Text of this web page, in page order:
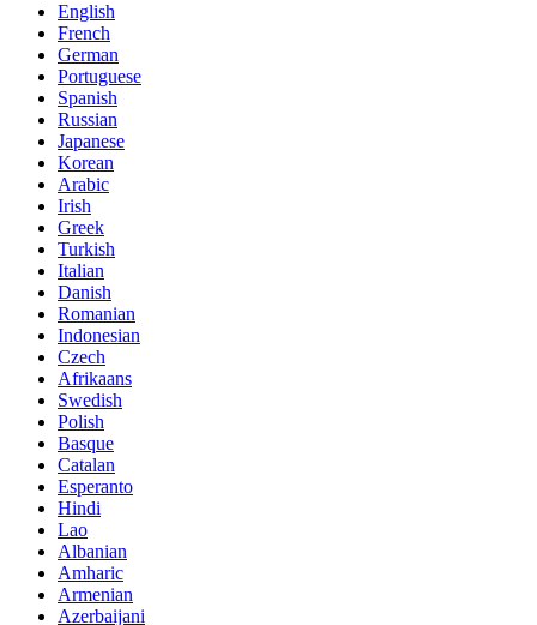
English
French
German
Portuguese
Spanish
Russian
Japanese
Korean
Arabic
Irish
Greek
Turkish
Italian
Danish
Romanian
Indonesian
Czech
Afrikaans
Swedish
Polish
Basque
Catalan
Esperanto
Hindi
Lao
Albanian
Amharic
Armenian
Azerbaijani